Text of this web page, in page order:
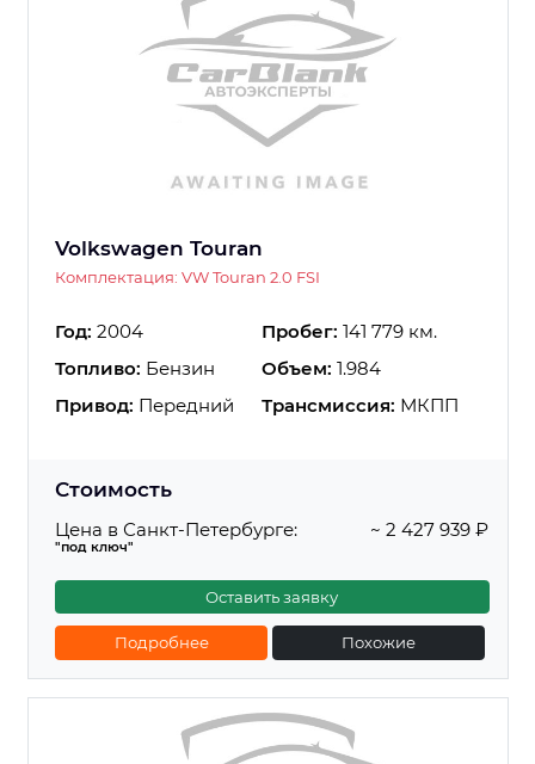
Volkswagen Touran
Комплектация: VW Touran 2.0 FSI
Год: 2004 Пробег: 141 779 км.
Топливо: Бензин Объем: 1.984
Привод: Передний Трансмиссия: МКПП
Стоимость
Цена в Санкт-Петербурге:
"под ключ"
~ 2 427 939 ₽
Оставить заявку
Подробнее Похожие